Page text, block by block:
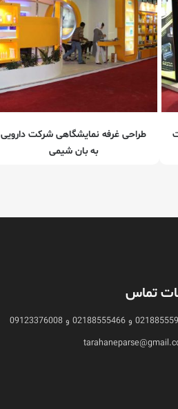
طراحی غرفه نمایشگاهی شرکت دارویی
به بان شیمی
تماس
و 02188555466 و 09123376008